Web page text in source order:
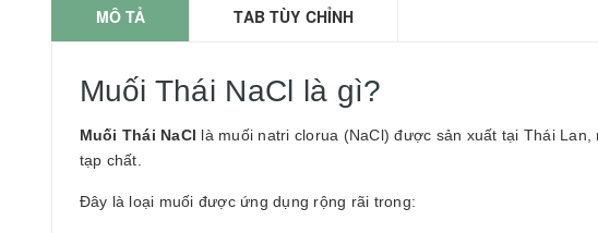
MÔ TẢ TAB TÙY CHỈNH
Muối Thái NaCl là gì?
Muối Thái NaCl là muối natri clorua (NaCl) được sản xuất tại Thái
tạp chất.
Đây là loại muối được ứng dụng rộng rãi trong: